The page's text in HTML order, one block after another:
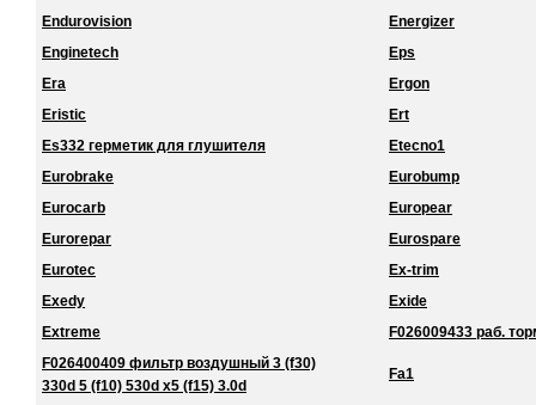
Endurovision
Energizer
Enginetech
Eps
Era
Ergon
Eristic
Ert
Es332 герметик для глушителя
Etecno1
Eurobrake
Eurobump
Eurocarb
Europear
Eurorepar
Eurospare
Eurotec
Ex-trim
Exedy
Exide
Extreme
F026009433 раб.
F026400409 фильтр воздушный 3 (f30)
330d 5 (f10) 530d x5 (f15) 3.0d
Fa1